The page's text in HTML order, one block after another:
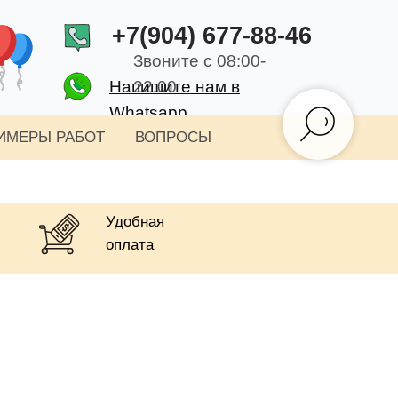
+7(904) 677-88-46
Звоните с 08:00-
22:00
Напишите нам в
Whatsapp
РАБОТ ВОПРОСЫ
Удобная
оплата